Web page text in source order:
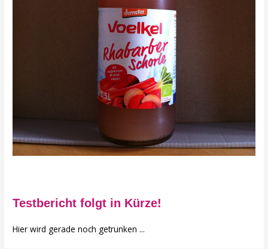
Testbericht folgt in Kürze!
Hier wird gerade noch getrunken ...